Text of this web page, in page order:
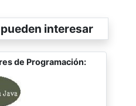
interesar
de Programación: